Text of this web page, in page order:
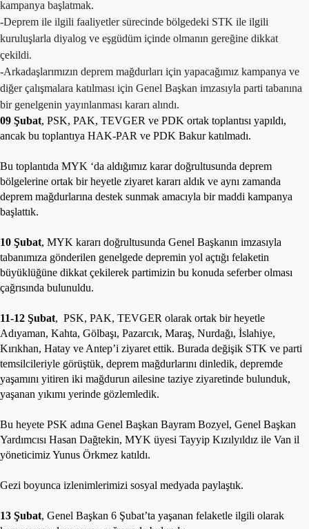
kampanya başlatmak.
-Deprem ile ilgili faaliyetler sürecinde bölgedeki STK ile ilgili
kuruluşlarla diyalog ve eşgüdüm içinde olmanın gereğine dikkat
çekildi.
-Arkadaşlarımızın deprem mağdurları için yapacağımız kampanya ve
diğer çalışmalara katılması için Genel Başkan imzasıyla parti tabanına
bir genelgenin yayınlanması kararı alındı.
09 Şubat, PSK, PAK, TEVGER ve PDK ortak toplantısı yapıldı,
ancak bu toplantıya HAK-PAR ve PDK Bakur katılmadı.
Bu toplantıda MYK ‘da aldığımız karar doğrultusunda deprem
bölgelerine ortak bir heyetle ziyaret kararı aldık ve aynı zamanda
deprem mağdurlarına destek sunmak amacıyla bir maddi kampanya
başlattık.
10 Şubat, MYK kararı doğrultusunda Genel Başkanın imzasıyla
tabanımıza gönderilen genelgede depremin yol açtığı felaketin
büyüklüğüne dikkat çekilerek partimizin bu konuda seferber olması
çağrısında bulunuldu.
11-12 Şubat, PSK, PAK, TEVGER olarak ortak bir heyetle
Adıyaman, Kahta, Gölbaşı, Pazarcık, Maraş, Nurdağı, İslahiye,
Kırıkhan, Hatay ve Antep’i ziyaret ettik. Burada değişik STK ve parti
temsilcileriyle görüştük, deprem mağdurlarını dinledik, depremde
yaşamını yitiren iki mağdurun ailesine taziye ziyaretinde bulunduk,
yaşanan yıkımı yerinde gözlemledik.
Bu heyete PSK adına Genel Başkan Bayram Bozyel, Genel Başkan
Yardımcısı Hasan Dağtekin, MYK üyesi Tayyip Kızılyıldız ile Van il
yöneticimiz Yunus Örkmez katıldı.
Gezi boyunca izlenimlerimizi sosyal medyada paylaştık.
13 Şubat, Genel Başkan 6 Şubat’ta yaşanan felaketle ilgili olarak